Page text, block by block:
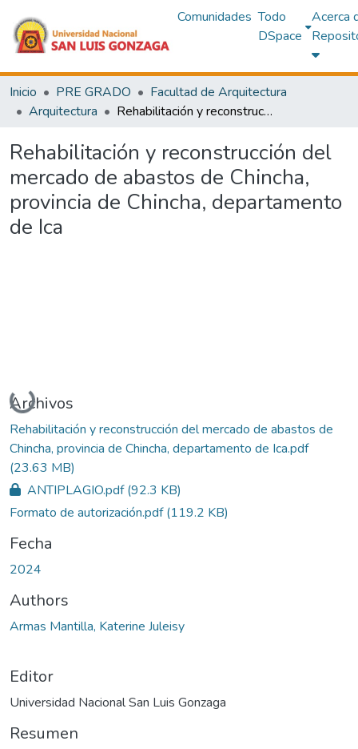
Comunidades Todo
DSpace
Acerca
Inicio PRE GRADO
Facultad de Arquitectura
Arquitectura
Rehabilitación y reconstrucción del mercado de abastos de Chincha, provincia de Chincha, departamento de Ica
Rehabilitación y reconstrucción del
mercado de abastos de Chincha,
provincia de Chincha, departamento
de Ica
Cargando...
Archivos
Rehabilitación y reconstrucción del mercado de abastos de
Chincha, provincia de Chincha, departamento de Ica.pdf
(23.63 MB)
ANTIPLAGIO.pdf(92.3 KB)
Formato de autorización.pdf(119.2 KB)
Fecha
2024
Authors
Armas Mantilla, Katerine Juleisy
Editor
Universidad Nacional San Luis Gonzaga
Resumen